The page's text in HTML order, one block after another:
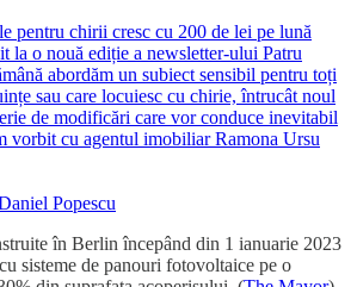
pentru chirii cresc cu 200 de lei pe lună
la o nouă ediție a newsletter-ului Patru
abordăm un subiect sensibil pentru toți
sau care locuiesc cu chirie, întrucât noul
de modificări care vor conduce inevitabil
vorbit cu agentul imobiliar Ramona Ursu
Popescu
în Berlin începând din 1 ianuarie 2023
sisteme de panouri fotovoltaice pe o